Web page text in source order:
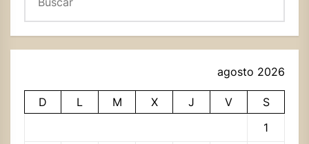
agosto 2026
D L M X J V
S
1